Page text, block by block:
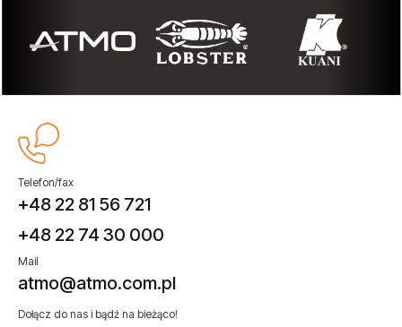
Telefon/fax
+48 22 81 56 721
+48 22 74 30 000
Mail
atmo@atmo.com.pl
Dołącz do nas i bądź na bieżąco!